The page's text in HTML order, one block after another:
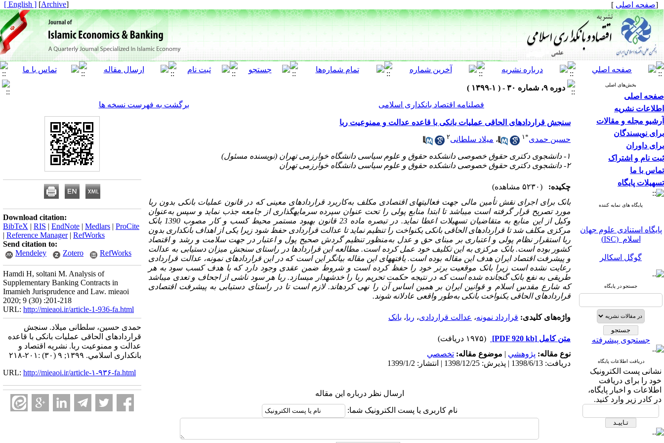
[صفحه اصلی ]
[
Archive
]
[ English ]
بخش‌های اصلی
صفحه اصلی
اطلاعات نشریه
آرشیو مجله و مقالات
برای نویسندگان
برای داوران
ثبت نام و اشتراک
تماس با ما
تسهیلات پایگاه
پایگاه های نمایه کننده
پایگاه استنادی علوم جهان
اسلام (ISC)
گوگل اسکالر
نورمگز
سیویلیکا
پایگاه استنادی علوم جهان
اسلام (ISC)
مگ ایران
جستجو در پایگاه
جستجوی پیشرفته
دریافت اطلاعات پایگاه
نشانی پست الکترونیک
خود را برای دریافت
اطلاعات و اخبار پایگاه،
در کادر زیر وارد کنید.
دوره ۹، شماره ۳۰ - ( ۱-۱۳۹۹ )
فصلنامه اقتصاد بانکداری اسلامی
برگشت به فهرست نسخه ها
سنجش قراردادهای الحاقی عملیات بانکی با قاعده عدالت و ممنوعیت ربا
حسین حمدی*۱ ، میلاد سلطانی۲
۱- دانشجوی دکتری حقوق خصوصی دانشکده حقوق و علوم سیاسی دانشگاه خوارزمی تهران (نویسنده مسئول)
۲- دانشجوی دکتری حقوق خصوصی دانشکده حقوق و علوم سیاسی دانشگاه خوارزمی تهران
چکیده:
(۵۲۳۰ مشاهده)
بانک برای اجرای نقش تأمین مالی جهت فعالیتهای اقتصادی مکلف به‌کاربرد قراردادهای معینی که در قانون عملیات بانکی بدون ربا
مورد تصریح قرار گرفته است میباشد تا ابتدا منابع پولی را تحت عنوان سپرده سرمایهگذاری از جامعه جذب نماید و سپس به‌عنوان
وکیل از این منابع به متقاضیان تسهیلات اعطا نماید. در تبصره ماده 23 قانون بهبود مستمر محیط کسب و کار مصوب 1390 بانک
مرکزی مکلف شد تا قراردادهای الحاقی بانکی یکنواخت را تنظیم نماید تا عدالت قراردادی حفظ شود زیرا یکی از اهداف بانکداری بدون
ربا استقرار نظام پولی و اعتباری بر مبنای حق و عدل به‌منظور تنظیم گردش صحیح پول و اعتبار در جهت سلامت و رشد و اقتصاد
کشور بوده است. بانک مرکزی به این تکلیف خود عمل کرده است. مطالعه این قراردادها در راستای سنجش میزان دستیابی به عدالت
و پیشرفت اقتصاد ایران هدف این مقاله بوده است. یافتههای این مقاله بیانگر این است که در این قراردادهای نمونه، عدالت قراردادی
رعایت نشده است زیرا بانک موقعیت برتر خود را حفظ کرده است و شروط ضمن عقدی وجود دارد که با هدف کسب سود به هر
طریقی به نفع بانک گنجانده شده است که در نتیجه حکمت تحریم ربا را خدشهدار میسازد. ربا هر سود ناشی از اجحاف و تعدی میباشد
که شارع مقدس اسلام و قوانین ایران بر همین اساس آن را نهی کردهاند. لازم است تا در راستای دستیابی به پیشرفت اقتصادی
قراردادهای الحاقی یکنواخت بانکی به‌طور واقعی عادلانه شوند.
واژه‌های کلیدی: قرارداد نمونه، عدالت قراردادی، ربا، بانک
متن کامل [PDF 920 kb]
(۱۹۷۵ دریافت)
نوع مقاله: پژوهشي | موضوع مقاله: تخصصي
دریافت: 1398/6/13 | پذیرش: 1398/12/25 | انتشار: 1399/1/2
ارسال نظر درباره این مقاله
نام کاربری یا پست الکترونیک شما:
Download citation:
BibTeX | RIS | EndNote | Medlars | ProCite
| Reference Manager| RefWorks
Send citation to:
Mendeley
Zotero RefWorks
Hamdi H, soltani M. Analysis of
Supplementary Banking Contracts in
Imamieh Jurisprudence and Law. mieaoi
2020; 9 (30) :201-218
URL: http://mieaoi.ir/article-1-936-fa.html
حمدی حسین، سلطانی میلاد. سنجش
قراردادهای الحاقی عملیات بانکی با قاعده
عدالت و ممنوعیت ربا. نشریه اقتصاد و
بانکداری اسلامي. ۱۳۹۹; ۹ (۳۰) :۲۰۱-۲۱۸
URL: http://mieaoi.ir/article-۱-۹۳۶-fa.html